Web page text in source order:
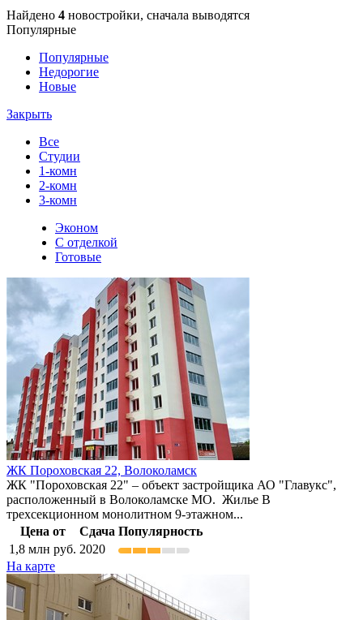
Найдено 4 новостройки, сначала выводятся
Популярные
Популярные
Недорогие
Новые
Закрыть
Все
Студии
1-комн
2-комн
3-комн
Эконом
С отделкой
Готовые
ЖК Пороховская 22, Волоколамск
ЖК "Пороховская 22" – объект застройщика АО "Главукс",
расположенный в Волоколамске МО. Жилье В
трехсекционном монолитном 9-этажном...
Цена от
Сдача Популярность
1,8 млн руб. 2020
На карте